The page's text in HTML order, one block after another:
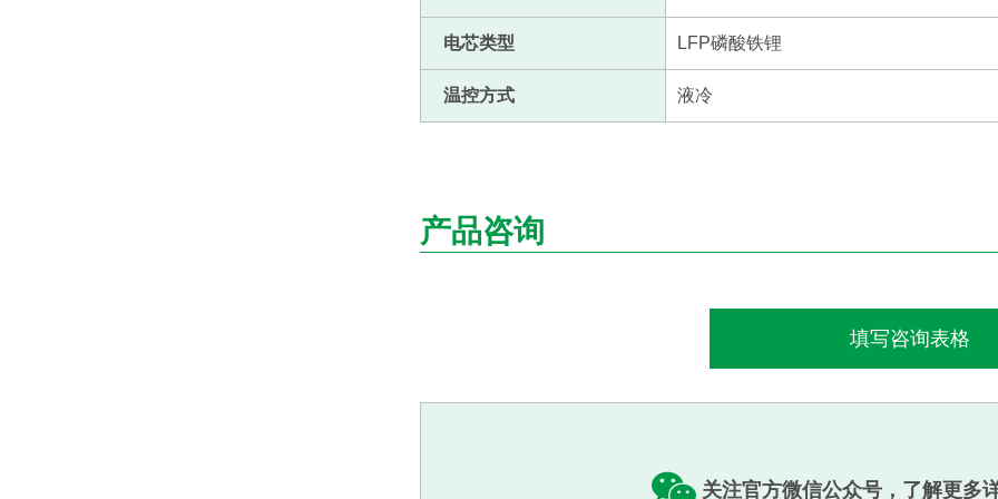
电芯类型 LFP磷酸铁锂
温控方式 液冷
产品咨询
填写咨询表格
关注官方微信公众号，了解更多